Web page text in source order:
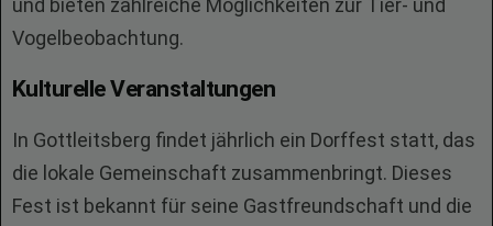
und bieten zahlreiche Möglichkeiten zur Tier- und
Vogelbeobachtung.
Kulturelle Veranstaltungen
In Gottleitsberg findet jährlich ein Dorffest statt, das
die lokale Gemeinschaft zusammenbringt. Dieses
Fest ist bekannt für seine Gastfreundschaft und die